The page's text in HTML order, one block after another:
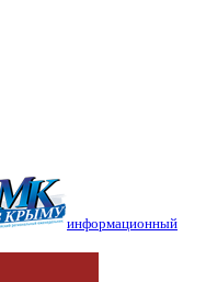
информационный